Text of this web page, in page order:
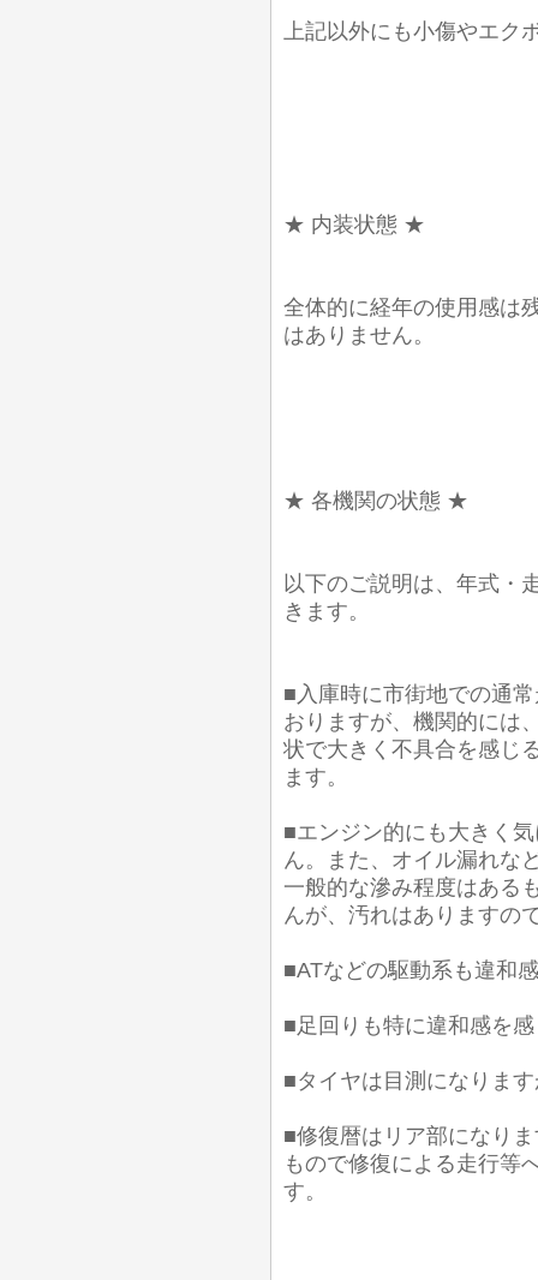
上記以外にも小傷やエク
★ 内装状態 ★
全体的に経年の使用感は
はありません。
★ 各機関の状態 ★
以下のご説明は、年式・
きます。
■入庫時に市街地での通
おりますが、機関的には
状で大きく不具合を感じ
ます。
■エンジン的にも大きく
ん。また、オイル漏れな
一般的な滲み程度はある
んが、汚れはありますの
■ATなどの駆動系も違和
■足回りも特に違和感を
■タイヤは目測になりま
■修復暦はリア部になり
もので修復による走行等
す。